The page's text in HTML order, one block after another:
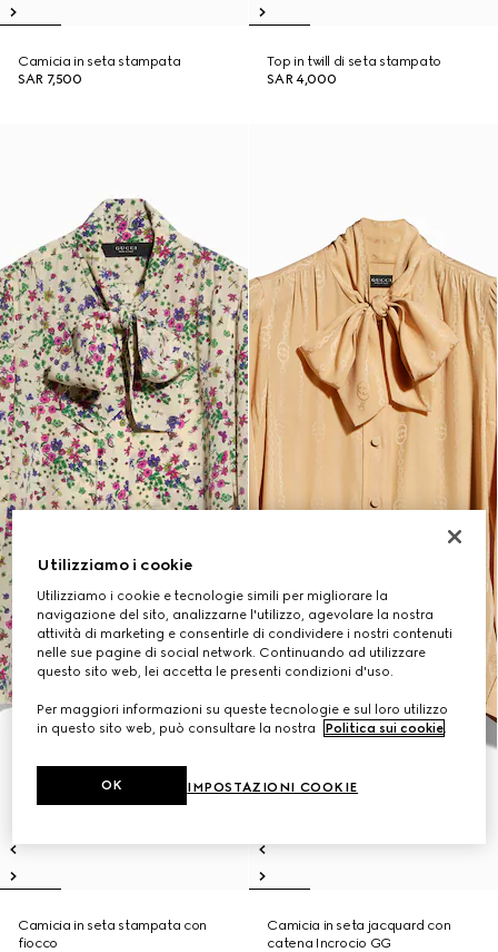
Camicia in seta stampata
SAR 7,500
Top in twill di seta stampato
SAR 4,000
Camicia in seta stampata con
fiocco
Camicia in seta jacquard con
catena Incrocio GG
Utilizziamo i cookie
Utilizziamo i cookie e tecnologie simili per migliorare la
navigazione del sito, analizzarne l'utilizzo, agevolare la nostra
attività di marketing e consentirle di condividere i nostri contenuti
nelle sue pagine di social network. Continuando ad utilizzare
questo sito web, lei accetta le presenti condizioni d'uso.
Per maggiori informazioni su queste tecnologie e sul loro utilizzo
in questo sito web, può consultare la nostra
Politica sui cookie.
IMPOSTAZIONI COOKIE
OK